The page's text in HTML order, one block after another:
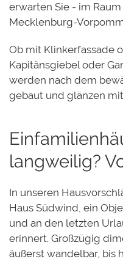
erwarten Sie - im
Mecklenburg-
Ob mit Klinkerfassade
Kapitänsgiebel oder
werden nach dem
gebaut und glänzen
langweilig?
In unseren
Haus Südwind, ein
und an den letzten
erinnert. Großzügig
äußerst wandelbar, bis